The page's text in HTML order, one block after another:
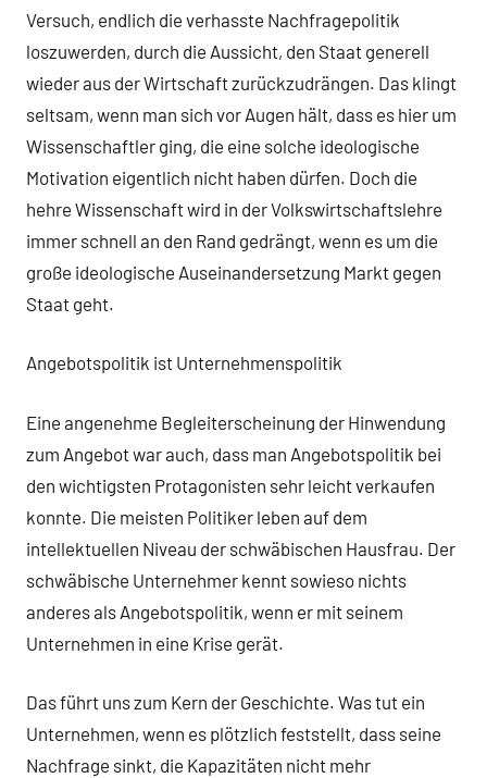
Versuch, endlich die verhasste Nachfragepolitik
loszuwerden, durch die Aussicht, den Staat generell
wieder aus der Wirtschaft zurückzudrängen. Das klingt
seltsam, wenn man sich vor Augen hält, dass es hier um
Wissenschaftler ging, die eine solche ideologische
Motivation eigentlich nicht haben dürfen. Doch die
hehre Wissenschaft wird in der Volkswirtschaftslehre
immer schnell an den Rand gedrängt, wenn es um die
große ideologische Auseinandersetzung Markt gegen
Staat geht.
Angebotspolitik ist Unternehmenspolitik
Eine angenehme Begleiterscheinung der Hinwendung
zum Angebot war auch, dass man Angebotspolitik bei
den wichtigsten Protagonisten sehr leicht verkaufen
konnte. Die meisten Politiker leben auf dem
intellektuellen Niveau der schwäbischen Hausfrau. Der
schwäbische Unternehmer kennt sowieso nichts
anderes als Angebotspolitik, wenn er mit seinem
Unternehmen in eine Krise gerät.
Das führt uns zum Kern der Geschichte. Was tut ein
Unternehmen, wenn es plötzlich feststellt, dass seine
Nachfrage sinkt, die Kapazitäten nicht mehr